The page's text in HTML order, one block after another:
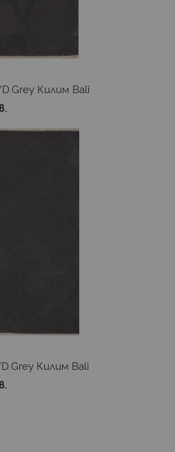
Килим Bali
Килим Bali